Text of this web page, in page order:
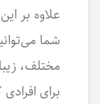
علاوه بر
شما
مختلف،
برای